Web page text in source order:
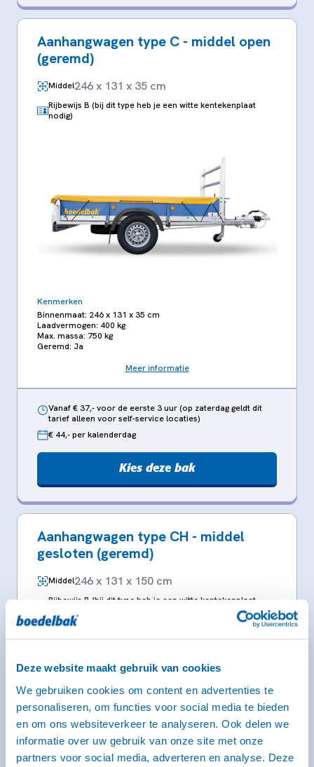
Deze website maakt gebruik van cookies
We gebruiken cookies om content en advertenties te
personaliseren, om functies voor social media te bieden
en om ons websiteverkeer te analyseren. Ook delen we
informatie over uw gebruik van onze site met onze
partners voor social media, adverteren en analyse. Deze
Aanhangwagen type C - middel open
(geremd)
Middel246 x 131 x 35 cm
Rijbewijs B (bij dit type heb je een witte kentekenplaat
nodig)
Kenmerken
Binnenmaat: 246 x 131 x 35 cm
Laadvermogen: 400 kg
Max. massa: 750 kg
Geremd: Ja
Meer informatie
Vanaf € 37,- voor de eerste 3 uur (op zaterdag geldt dit
tarief alleen voor self-service locaties)
€ 44,- per kalenderdag
Kies deze bak
Aanhangwagen type CH - middel
gesloten (geremd)
Middel246 x 131 x 150 cm
Rijbewijs B (bij dit type heb je een witte kentekenplaat